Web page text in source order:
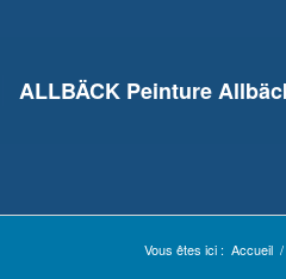
ALLBÄCK Peinture
Vous êtes ici : Accueil /